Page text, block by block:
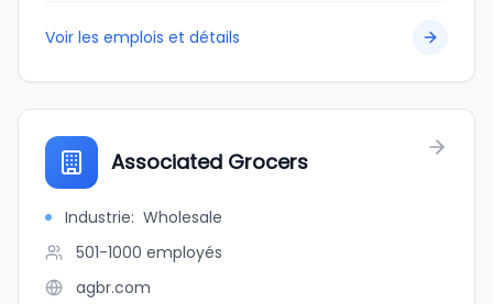
Voir les emplois et détails
Associated Grocers
Industrie: Wholesale
501-1000 employés
agbr.com